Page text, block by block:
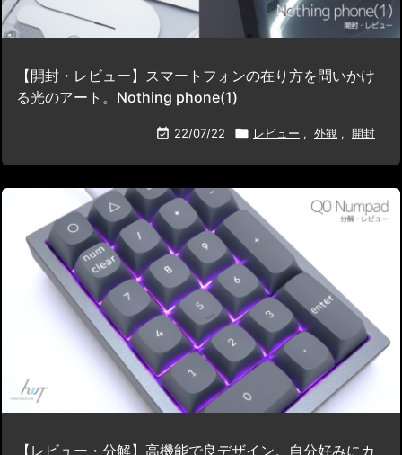
【開封・レビュー】スマートフォンの在り方を問いかけ
る光のアート。Nothing phone(1)
 22/07/22  レビュー , 外観 , 開封
【レビュー・分解】高機能で良デザイン。自分好みにカ